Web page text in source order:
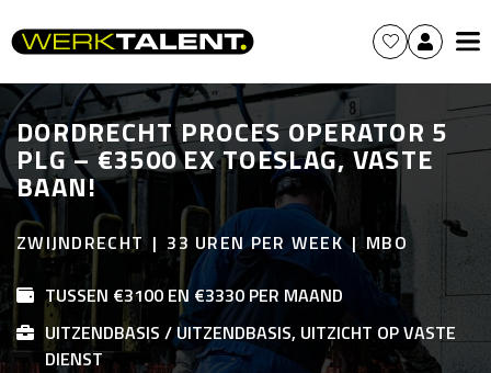
DORDRECHT PROCES OPERATOR 5
PLG – €3500 EX TOESLAG, VASTE
BAAN!
ZWIJNDRECHT 33 UREN PER WEEK
MBO
TUSSEN €3100 EN €3330 PER MAAND
UITZENDBASIS / UITZENDBASIS, UITZICHT OP VASTE
DIENST